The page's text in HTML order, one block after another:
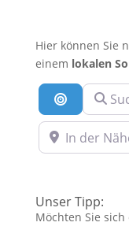
Hier können Sie
einem lokalen
Suche
Suchen
In der Nähe
Unser Tipp:
Möchten Sie